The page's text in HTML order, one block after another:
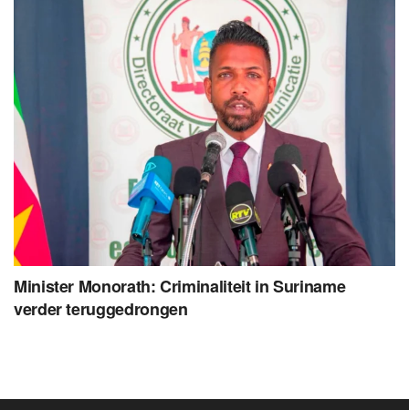
Minister Monorath: Criminaliteit in Suriname
verder teruggedrongen